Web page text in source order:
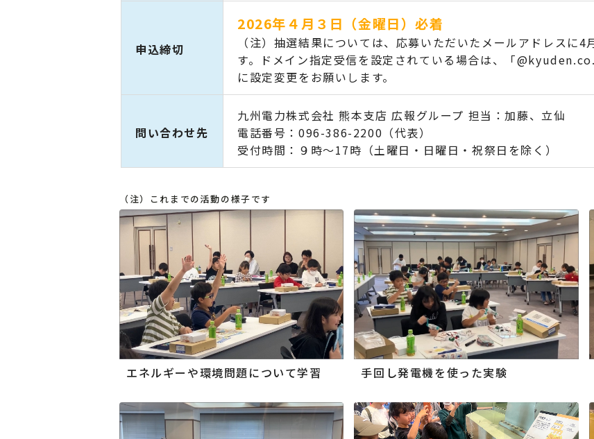
申込締切
2026年４月３日（金曜日）必着
（注）抽選結果については、応募いただいたメールアドレスに
す。ドメイン指定受信を設定されている場合は、「
に設定変更をお願いします。
問い合わせ先
九州電力株式会社 熊本支店 広報グループ 担当：加藤、立仙
電話番号： 096-386-2200 （代表）
受付時間：９時～17時（土曜日・日曜日・祝祭日を除く）
（注）これまでの活動の様子です
エネルギーや環境問題について学習 手回し発電機を使った実験